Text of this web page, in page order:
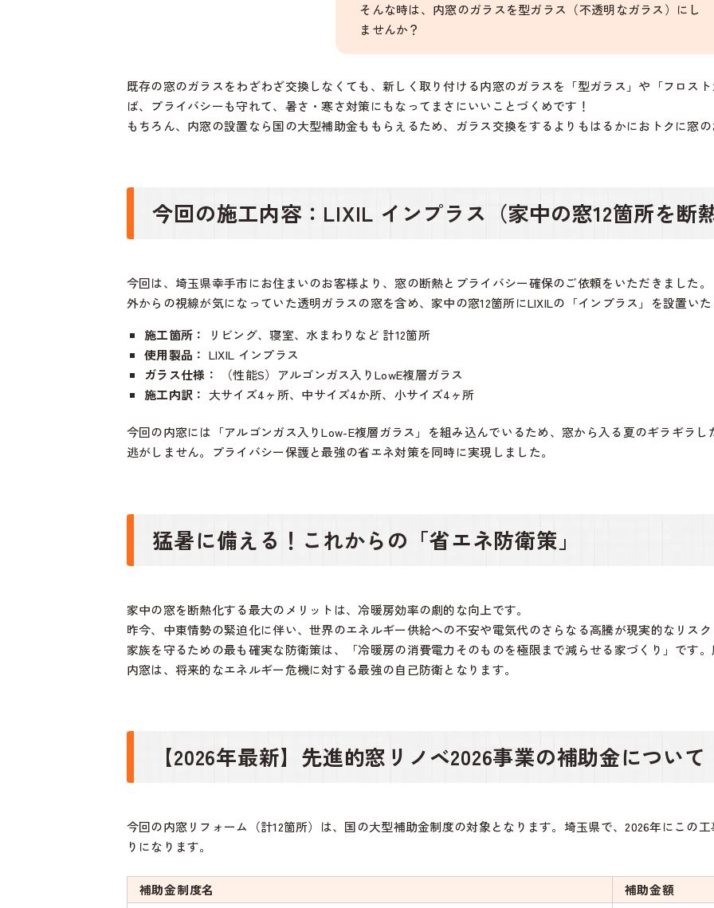
そんな時は、内窓のガラスを型ガラス（不透明なガラス）にし
ませんか？
既存の窓のガラスをわざわざ交換しなくても、新しく取り付ける内窓のガラスを「型ガラス」や「フロス
ば、プライバシーも守れて、暑さ・寒さ対策にもなってまさにいいことづくめです！
もちろん、内窓の設置なら国の大型補助金ももらえるため、ガラス交換をするよりもはるかにおトクに窓
今回の施工内容：LIXIL インプラス（家中の窓12箇所を断
今回は、埼玉県幸手市にお住まいのお客様より、窓の断熱とプライバシー確保のご依頼をいただきました。
外からの視線が気になっていた透明ガラスの窓を含め、家中の窓12箇所にLIXILの「インプラス」を設置い
施工箇所：
リビング、寝室、水まわりなど 計12箇所
使用製品： LIXIL インプラス
ガラス仕様：
（性能S）アルゴンガス入りLowE複層ガラス
施工内訳： 大サイズ4ヶ所、中サイズ4か所、小サイズ4ヶ所
今回の内窓には「アルゴンガス入りLow-E複層ガラス」を組み込んでいるため、窓から入る夏のギラギラ
逃がしません。プライバシー保護と最強の省エネ対策を同時に実現しました。
猛暑に備える！これからの「省エネ防衛策」
家中の窓を断熱化する最大のメリットは、冷暖房効率の劇的な向上です。
昨今、中東情勢の緊迫化に伴い、世界のエネルギー供給への不安や電気代のさらなる高騰が現実的なリス
家族を守るための最も確実な防衛策は、「冷暖房の消費電力そのものを極限まで減らせる家づくり」です
内窓は、将来的なエネルギー危機に対する最強の自己防衛となります。
【2026年最新】先進的窓リノベ2026事業の補助金について
今回の内窓リフォーム（計12箇所）は、国の大型補助金制度の対象となります。埼玉県で、2026年にこの
りになります。
補助金制度名
補助金額